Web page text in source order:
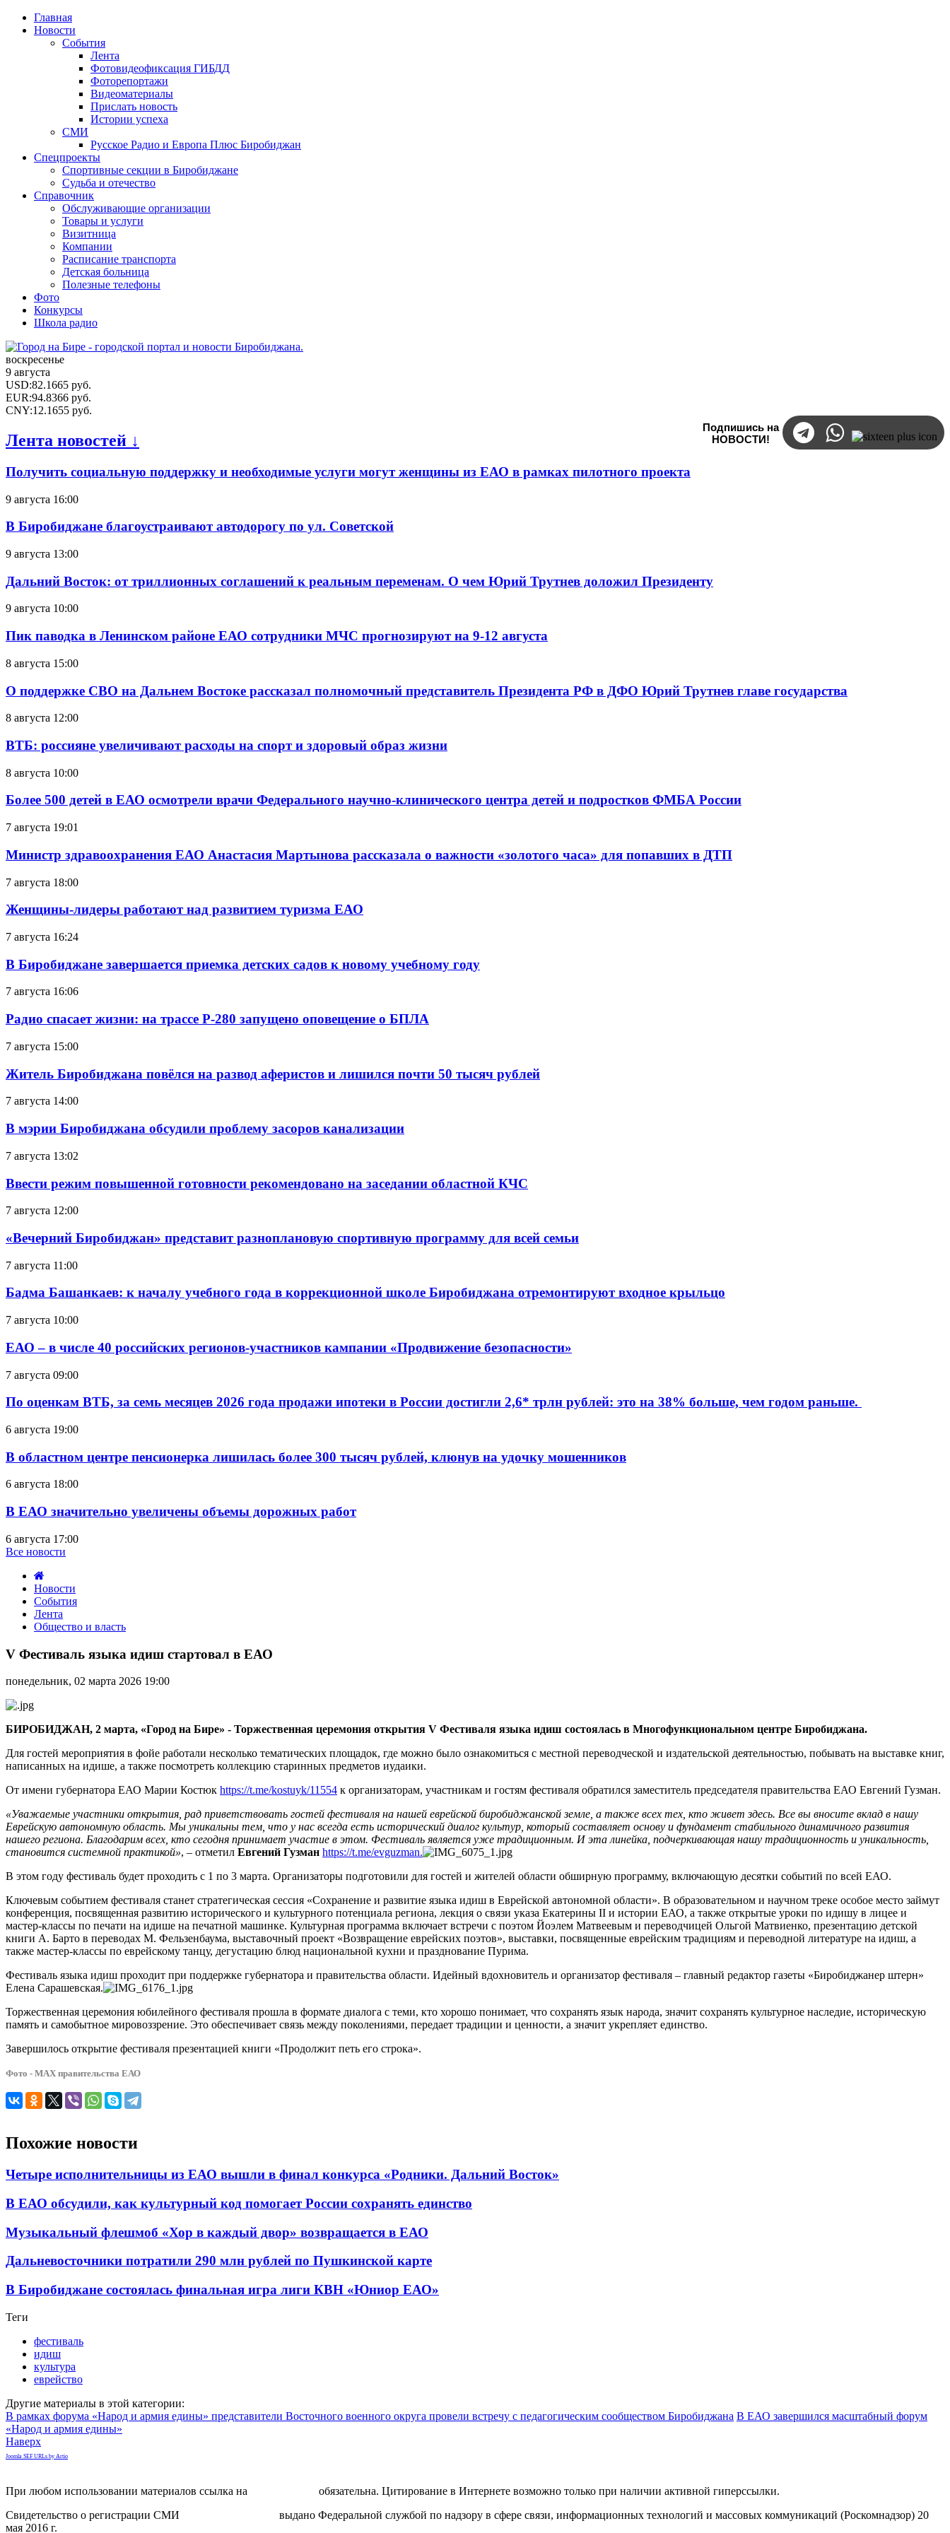
Главная
Новости
События
Лента
Фотовидеофиксация ГИБДД
Фоторепортажи
Видеоматериалы
Прислать новость
Истории успеха
СМИ
Русское Радио и Европа Плюс Биробиджан
Спецпроекты
Спортивные секции в Биробиджане
Судьба и отечество
Справочник
Обслуживающие организации
Товары и услуги
Визитница
Компании
Расписание транспорта
Детская больница
Полезные телефоны
Фото
Конкурсы
Школа радио
воскресенье
9 августа
USD:82.1665 руб.
EUR:94.8366 руб.
CNY:12.1655 руб.
Подпишись на
НОВОСТИ!
Лента новостей ↓
Получить социальную поддержку и необходимые услуги могут женщины из ЕАО в рамках пилотного проекта
9 августа 16:00
В Биробиджане благоустраивают автодорогу по ул. Советской
9 августа 13:00
Дальний Восток: от триллионных соглашений к реальным переменам. О чем Юрий Трутнев доложил Президенту
9 августа 10:00
Пик паводка в Ленинском районе ЕАО сотрудники МЧС прогнозируют на 9-12 августа
8 августа 15:00
О поддержке СВО на Дальнем Востоке рассказал полномочный представитель Президента РФ в ДФО Юрий Трутнев главе государства
8 августа 12:00
ВТБ: россияне увеличивают расходы на спорт и здоровый образ жизни
8 августа 10:00
Более 500 детей в ЕАО осмотрели врачи Федерального научно-клинического центра детей и подростков ФМБА России
7 августа 19:01
Министр здравоохранения ЕАО Анастасия Мартынова рассказала о важности «золотого часа» для попавших в ДТП
7 августа 18:00
Женщины-лидеры работают над развитием туризма ЕАО
7 августа 16:24
В Биробиджане завершается приемка детских садов к новому учебному году
7 августа 16:06
Радио спасает жизни: на трассе Р-280 запущено оповещение о БПЛА
7 августа 15:00
Житель Биробиджана повёлся на развод аферистов и лишился почти 50 тысяч рублей
7 августа 14:00
В мэрии Биробиджана обсудили проблему засоров канализации
7 августа 13:02
Ввести режим повышенной готовности рекомендовано на заседании областной КЧС
7 августа 12:00
«Вечерний Биробиджан» представит разноплановую спортивную программу для всей семьи
7 августа 11:00
Бадма Башанкаев: к началу учебного года в коррекционной школе Биробиджана отремонтируют входное крыльцо
7 августа 10:00
ЕАО – в числе 40 российских регионов-участников кампании «Продвижение безопасности»
7 августа 09:00
По оценкам ВТБ, за семь месяцев 2026 года продажи ипотеки в России достигли 2,6* трлн рублей: это на 38% больше, чем годом раньше.
6 августа 19:00
В областном центре пенсионерка лишилась более 300 тысяч рублей, клюнув на удочку мошенников
6 августа 18:00
В ЕАО значительно увеличены объемы дорожных работ
6 августа 17:00
Все новости
Новости
События
Лента
Общество и власть
Фестиваль
идиш
стартовал
в
V Фестиваль языка идиш стартовал в ЕАО
понедельник, 02 марта 2026 19:00
БИРОБИДЖАН, 2 марта, «Город на Бире» - Торжественная церемония открытия V Фестиваля языка идиш состоялась в Многофункциональном центре Биробиджана.
Для гостей мероприятия в фойе работали несколько тематических площадок, где можно было ознакомиться с местной переводческой и издательской деятельностью, побывать на выставке книг,
написанных на идише, а также посмотреть коллекцию старинных предметов иудаики.
От имени губернатора ЕАО Марии Костюк https://t.me/kostuyk/11554 к организаторам, участникам и гостям фестиваля обратился заместитель председателя правительства ЕАО Евгений Гузман.
«Уважаемые участники открытия, рад приветствовать гостей фестиваля на нашей еврейской биробиджанской земле, а также всех тех, кто живет здесь. Все вы вносите вклад в нашу
Еврейскую автономную область. Мы уникальны тем, что у нас всегда есть исторический диалог культур, который составляет основу и фундамент стабильного динамичного развития
нашего региона. Благодарим всех, кто сегодня принимает участие в этом. Фестиваль является уже традиционным. И эта линейка, подчеркивающая нашу традиционность и уникальность,
становится системной практикой», – отметил Евгений Гузман https://t.me/evguzman.
В этом году фестиваль будет проходить с 1 по 3 марта. Организаторы подготовили для гостей и жителей области обширную программу, включающую десятки событий по всей ЕАО.
Ключевым событием фестиваля станет стратегическая сессия «Сохранение и развитие языка идиш в Еврейской автономной области». В образовательном и научном треке особое место займут
конференция, посвященная развитию исторического и культурного потенциала региона, лекция о связи указа Екатерины II и истории ЕАО, а также открытые уроки по идишу в лицее и
мастер-классы по печати на идише на печатной машинке. Культурная программа включает встречи с поэтом Йоэлем Матвеевым и переводчицей Ольгой Матвиенко, презентацию детской
книги А. Барто в переводах М. Фельзенбаума, выставочный проект «Возвращение еврейских поэтов», выставки, посвященные еврейским традициям и переводной литературе на идиш, а
также мастер-классы по еврейскому танцу, дегустацию блюд национальной кухни и празднование Пурима.
Фестиваль языка идиш проходит при поддержке губернатора и правительства области. Идейный вдохновитель и организатор фестиваля – главный редактор газеты «Биробиджанер штерн»
Елена Сарашевская.
Торжественная церемония юбилейного фестиваля прошла в формате диалога с теми, кто хорошо понимает, что сохранять язык народа, значит сохранять культурное наследие, историческую
память и самобытное мировоззрение. Это обеспечивает связь между поколениями, передает традиции и ценности, а значит укрепляет единство.
Завершилось открытие фестиваля презентацией книги «Продолжит петь его строка».
Фото - МАХ правительства ЕАО
Похожие новости
Четыре исполнительницы из ЕАО вышли в финал конкурса «Родники. Дальний Восток»
В ЕАО обсудили, как культурный код помогает России сохранять единство
Музыкальный флешмоб «Хор в каждый двор» возвращается в ЕАО
Дальневосточники потратили 290 млн рублей по Пушкинской карте
В Биробиджане состоялась финальная игра лиги КВН «Юниор ЕАО»
Теги
фестиваль
идиш
культура
еврейство
Другие материалы в этой категории:
В рамках форума «Народ и армия едины» представители Восточного военного округа провели встречу с педагогическим сообществом Биробиджана В ЕАО завершился масштабный форум
«Народ и армия едины»
Наверх
Joomla SEF URLs by Artio
При любом использовании материалов ссылка на
обязательна. Цитирование в Интернете возможно только при наличии активной гиперссылки.
Свидетельство о регистрации СМИ
выдано Федеральной службой по надзору в сфере связи, информационных технологий и массовых коммуникаций (Роскомнадзор) 20
мая 2016 г.